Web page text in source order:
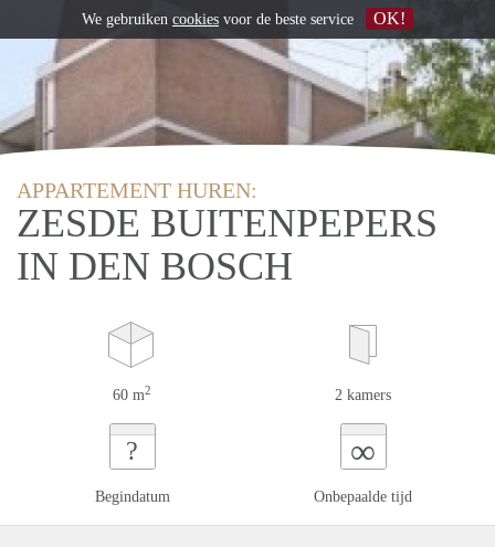
APPARTEMENT HUREN:
ZESDE BUITENPEPERS
IN DEN BOSCH
60 m2 2 kamers
?
Begindatum
∞
Onbepaalde tijd
We gebruiken cookies voor de beste service OK!